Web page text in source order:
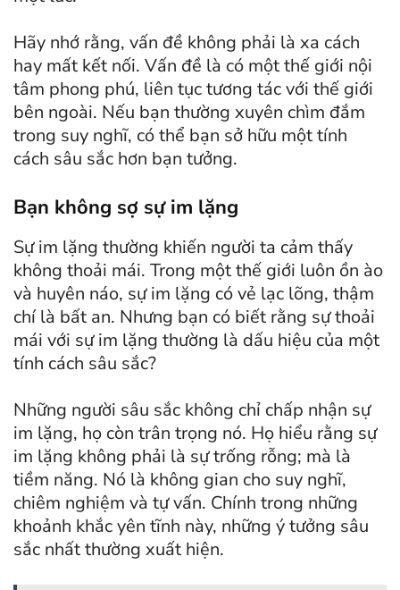
Hãy nhớ rằng, vấn đề không phải là xa cách
hay mất kết nối. Vấn đề là có một thế giới nội
tâm phong phú, liên tục tương tác với thế giới
bên ngoài. Nếu bạn thường xuyên chìm đắm
trong suy nghĩ, có thể bạn sở hữu một tính
cách sâu sắc hơn bạn tưởng.
Bạn không sợ sự im lặng
Sự im lặng thường khiến người ta cảm thấy
không thoải mái. Trong một thế giới luôn ồn ào
và huyên náo, sự im lặng có vẻ lạc lõng, thậm
chí là bất an. Nhưng bạn có biết rằng sự thoải
mái với sự im lặng thường là dấu hiệu của một
tính cách sâu sắc?
Những người sâu sắc không chỉ chấp nhận sự
im lặng, họ còn trân trọng nó. Họ hiểu rằng sự
im lặng không phải là sự trống rỗng; mà là
tiềm năng. Nó là không gian cho suy nghĩ,
chiêm nghiệm và tự vấn. Chính trong những
khoảnh khắc yên tĩnh này, những ý tưởng sâu
sắc nhất thường xuất hiện.